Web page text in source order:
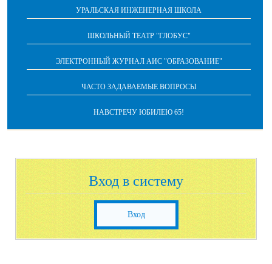
УРАЛЬСКАЯ ИНЖЕНЕРНАЯ ШКОЛА
ШКОЛЬНЫЙ ТЕАТР "ГЛОБУС"
ЭЛЕКТРОННЫЙ ЖУРНАЛ АИС "ОБРАЗОВАНИЕ"
ЧАСТО ЗАДАВАЕМЫЕ ВОПРОСЫ
НАВСТРЕЧУ ЮБИЛЕЮ 65!
Вход в систему
Вход